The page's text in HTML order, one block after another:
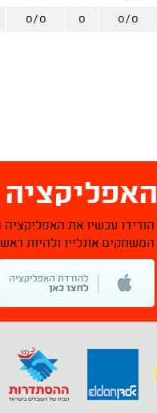
0/0
0
0/0
הורידו עכשיו את
המשחקים אונליין ולהיות